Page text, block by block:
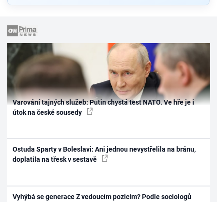
Varování tajných služeb: Putin chystá test NATO. Ve hře je i
útok na české sousedy
Ostuda Sparty v Boleslavi: Ani jednou nevystřelila na bránu,
doplatila na třesk v sestavě
Vyhýbá se generace Z vedoucím pozicím? Podle sociologů